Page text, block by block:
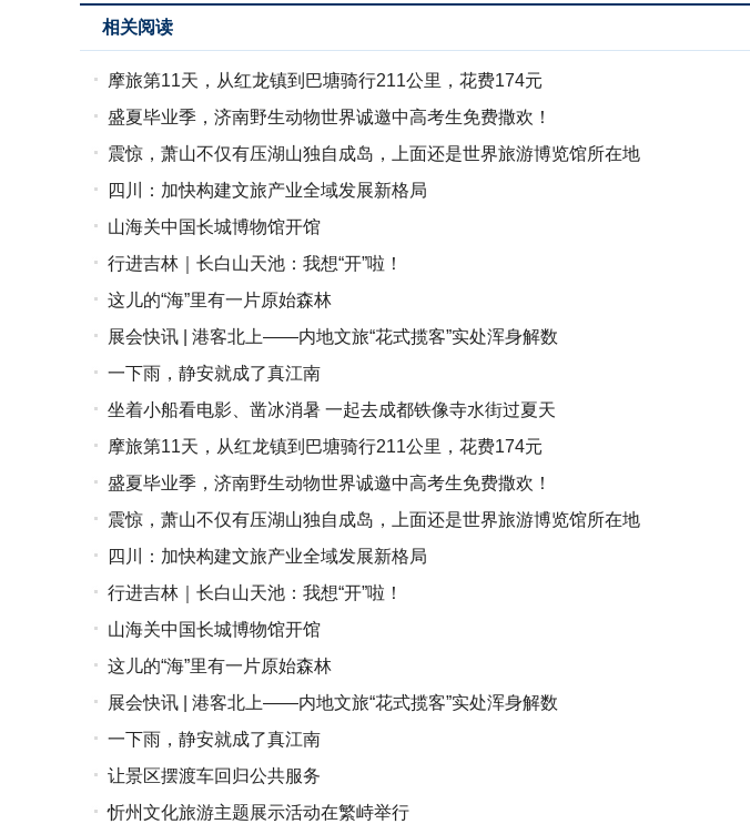
相关阅读
摩旅第11天，从红龙镇到巴塘骑行211公里，花费174元
盛夏毕业季，济南野生动物世界诚邀中高考生免费撒欢！
震惊，萧山不仅有压湖山独自成岛，上面还是世界旅游博览馆所在地
四川：加快构建文旅产业全域发展新格局
山海关中国长城博物馆开馆
行进吉林｜长白山天池：我想“开”啦！
这儿的“海”里有一片原始森林
展会快讯 | 港客北上——内地文旅“花式揽客”实处浑身解数
一下雨，静安就成了真江南
坐着小船看电影、凿冰消暑 一起去成都铁像寺水街过夏天
摩旅第11天，从红龙镇到巴塘骑行211公里，花费174元
盛夏毕业季，济南野生动物世界诚邀中高考生免费撒欢！
震惊，萧山不仅有压湖山独自成岛，上面还是世界旅游博览馆所在地
四川：加快构建文旅产业全域发展新格局
行进吉林｜长白山天池：我想“开”啦！
山海关中国长城博物馆开馆
这儿的“海”里有一片原始森林
展会快讯 | 港客北上——内地文旅“花式揽客”实处浑身解数
一下雨，静安就成了真江南
让景区摆渡车回归公共服务
忻州文化旅游主题展示活动在繁峙举行